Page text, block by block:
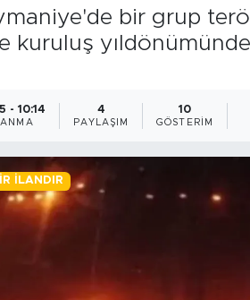
bir grup
kuruluş
- 10:14 4
PAYLAŞIM
10
GÖSTERIM
İLANDIR